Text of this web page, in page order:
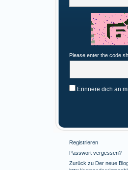
Please enter the code
Erinnere dich an
Registrieren
Passwort vergessen?
Zurück zu Der neue